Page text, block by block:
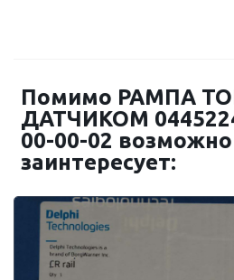
Помимо РАМПА
ДАТЧИКОМ
00-00-02 возможно
заинтересует: